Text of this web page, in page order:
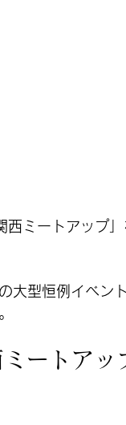
ミートアップ
大型恒例イベン
ートアッ